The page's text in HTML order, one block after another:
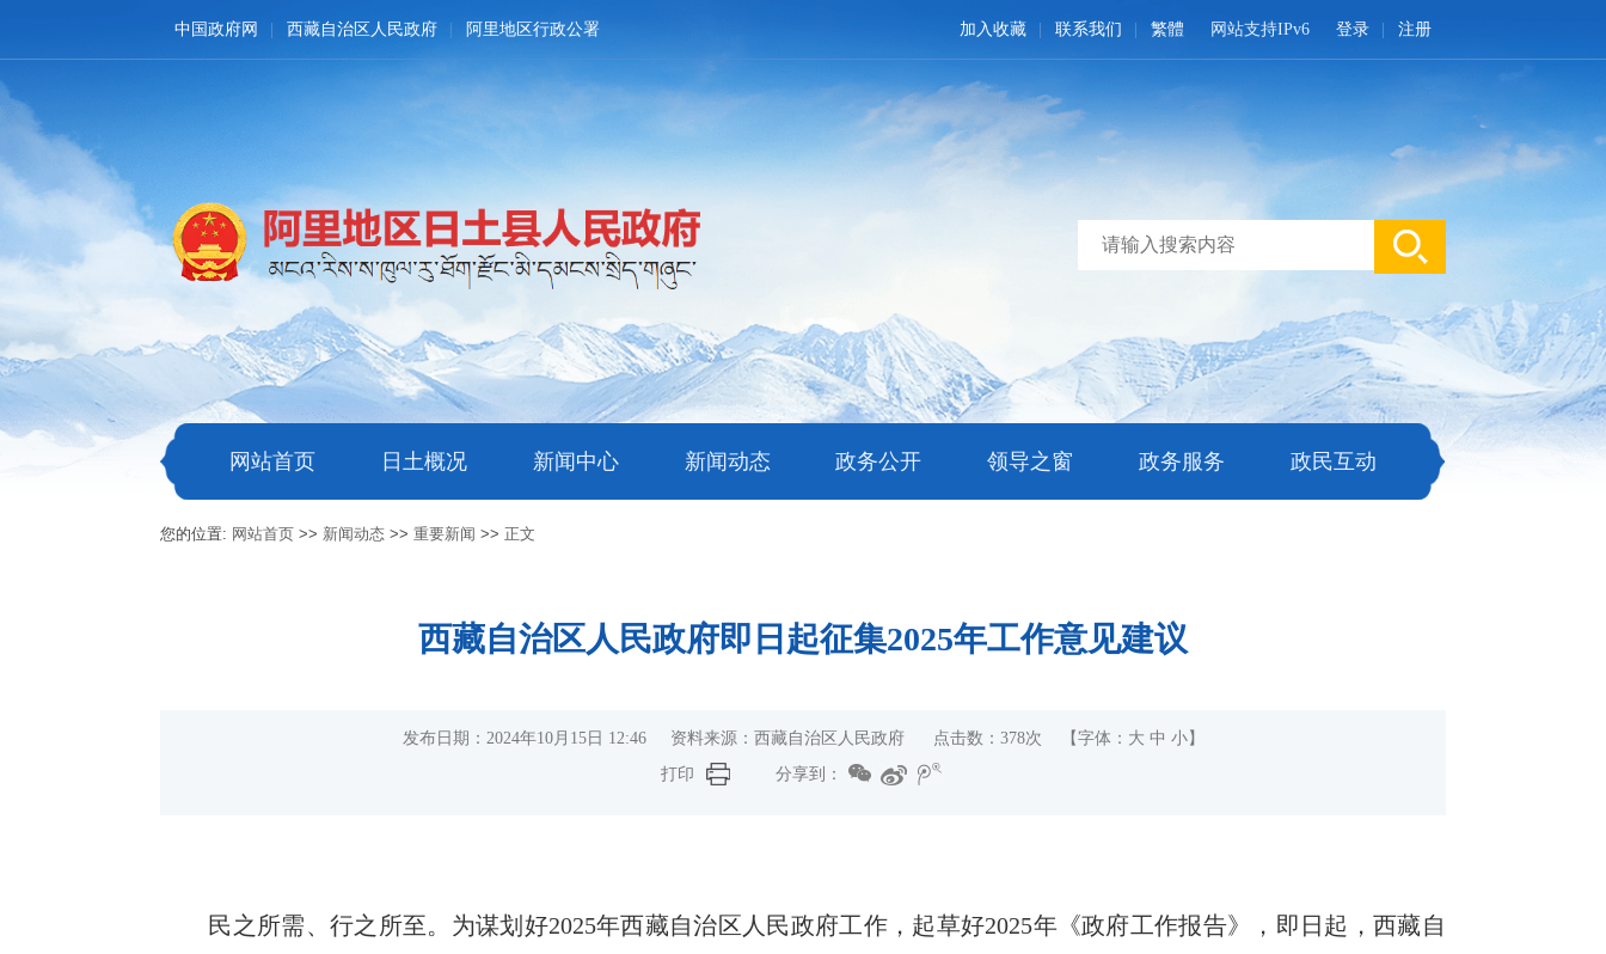
中国政府网 西藏自治区人民政府 阿里地区行政公署 登录 注册
网站支持IPv6
加入收藏 联系我们 繁體
网站首页 日土概况 新闻中心 新闻动态 政务公开 领导之窗 政务服务 政民互动
您的位置: 网站首页 >> 新闻动态 >>重要新闻 >>正文
西藏自治区人民政府即日起征集2025年工作意见建议
发布日期：2024年10月15日 12:46 资料来源：西藏自治区人民政府 点击数： 378次 【字体： 大 中 小】
打印
分享到：
民之所需、行之所至。为谋划好2025年西藏自治区人民政府工作，起草好2025年《政府工作报告》，即日起，西藏自